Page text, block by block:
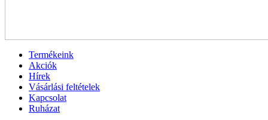
Termékeink
Akciók
Hírek
Vásárlási feltételek
Kapcsolat
Ruházat